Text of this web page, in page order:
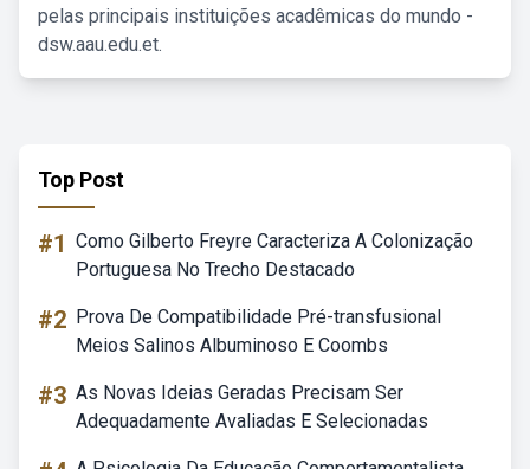
pelas principais instituições acadêmicas do mundo -
dsw.aau.edu.et.
Top Post
#1 Como Gilberto Freyre Caracteriza A Colonização
Portuguesa No Trecho Destacado
#2 Prova De Compatibilidade Pré-transfusional
Meios Salinos Albuminoso E Coombs
#3 As Novas Ideias Geradas Precisam Ser
Adequadamente Avaliadas E Selecionadas